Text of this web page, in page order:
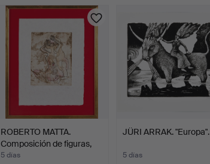
ROBERTO MATTA.
Composición de figuras,
agu…
5 días
JÜRI ARRAK. "Europa".
5 días